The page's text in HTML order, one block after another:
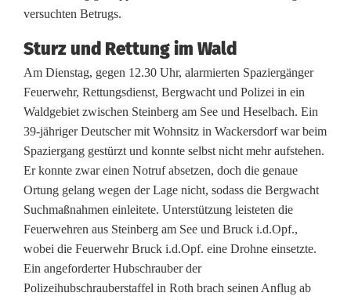
s
v
e
r
s
u
c
h
i
n
versuchten Betrugs.
Sturz und Rettung im Wald
Am Dienstag, gegen 12.30 Uhr, alarmierten Spaziergänger
Feuerwehr, Rettungsdienst, Bergwacht und Polizei in ein
Waldgebiet zwischen Steinberg am See und Heselbach. Ein
39-jähriger Deutscher mit Wohnsitz in Wackersdorf war beim
Spaziergang gestürzt und konnte selbst nicht mehr aufstehen.
Er konnte zwar einen Notruf absetzen, doch die genaue
Ortung gelang wegen der Lage nicht, sodass die Bergwacht
Suchmaßnahmen einleitete. Unterstützung leisteten die
Feuerwehren aus Steinberg am See und Bruck i.d.Opf.,
wobei die Feuerwehr Bruck i.d.Opf. eine Drohne einsetzte.
Ein angeforderter Hubschrauber der
Polizeihubschrauberstaffel in Roth brach seinen Anflug ab